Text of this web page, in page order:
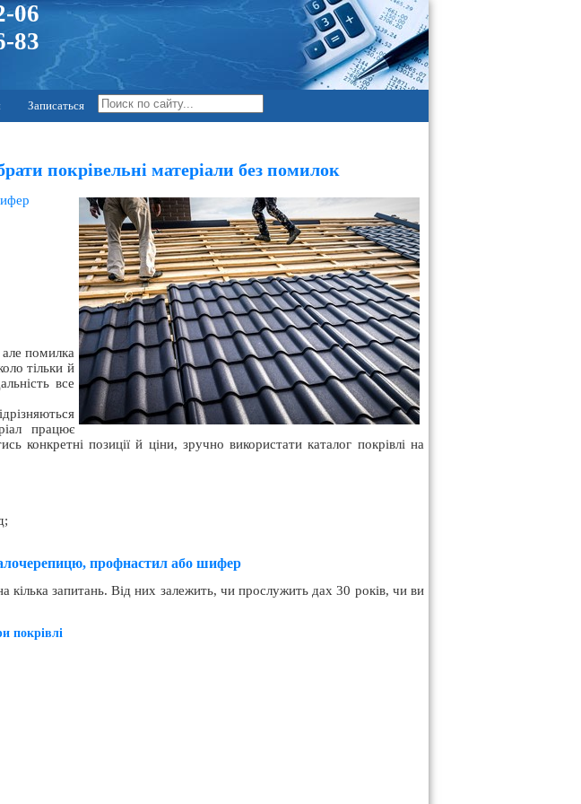
06
83
Записаться
покрівельні матеріали без помилок
помилка
тільки й
все
працює
позиції й ціни, зручно використати каталог покрівлі на
профнастил або шифер
кілька запитань. Від них залежить, чи прослужить дах 30 років, чи ви
покрівлі